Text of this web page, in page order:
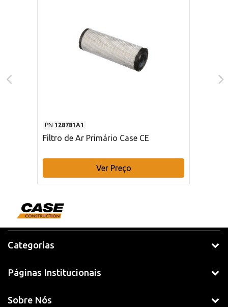
PN 128781A1
Filtro de Ar Primário Case CE
Ver Preço
Categorias
Páginas Institucionais
Sobre Nós